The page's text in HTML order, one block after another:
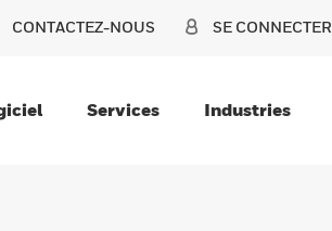
CONTACTEZ-NOUS SE CONNECTER
Services Industries